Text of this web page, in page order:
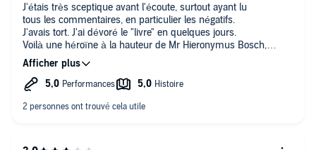
J'étais très sceptique avant l'écoute, surtout ayant lu
tous les commentaires, en particulier les négatifs.
J'avais tort. J'ai dévoré le "livre" en quelques jours.
Voilà une héroïne à la hauteur de Mr Hieronymus Bosch,
du suspense du début à la fin! J'ai hâte que "Nuit sombre et
sacrée" (rencontre entre les 2 héros précités)
soit disponible sur Audible !